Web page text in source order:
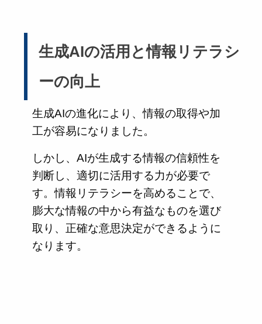
生成AIの活用と情報リテラシ
ーの向上
生成AIの進化により、情報の取得や加
工が容易になりました。
しかし、AIが生成する情報の信頼性を
判断し、適切に活用する力が必要で
す。情報リテラシーを高めることで、
膨大な情報の中から有益なものを選び
取り、正確な意思決定ができるように
なります。